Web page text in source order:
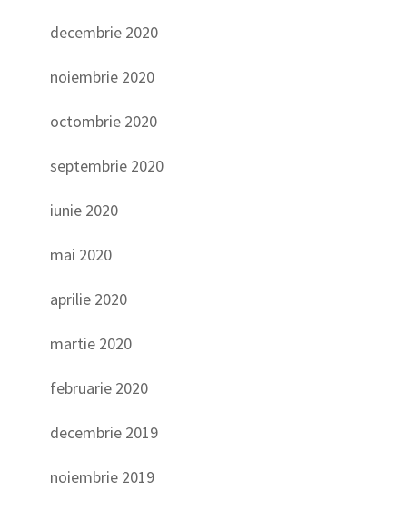
decembrie 2020
noiembrie 2020
octombrie 2020
septembrie 2020
iunie 2020
mai 2020
aprilie 2020
martie 2020
februarie 2020
decembrie 2019
noiembrie 2019